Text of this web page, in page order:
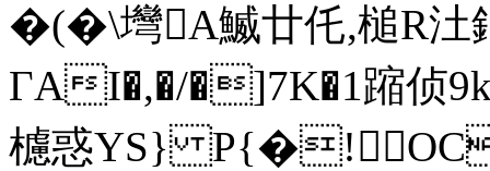
�(�\壪A鰄廿仛,槌R汢鋿
ГAI�,�/�]7K�1蹜侦
櫖惑YS} P{�!